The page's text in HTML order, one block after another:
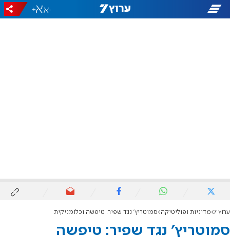
-
+
ערוץ 7 מדיניות ופוליטיקה סמוטריץ' נגד שפיר: טיפשה וכלומניקית
סמוטריץ' נגד שפיר: טיפשה